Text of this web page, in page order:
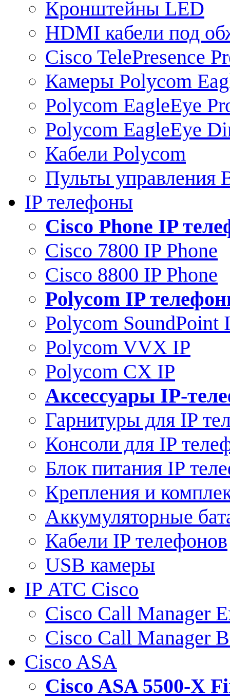
Кронштейны LED
HDMI кабели под
Cisco TelePresence
Камеры Polycom
Polycom EagleEye
Polycom EagleEye
Кабели Polycom
Пульты управления
IP телефоны
Сisco Phone IP
Cisco 7800 IP Phone
Cisco 8800 IP Phone
Polycom IP
Polycom SoundPoint
Polycom VVX IP
Polycom CX IP
Аксессуары IP-
Гарнитуры для IP
Консоли для IP
Блок питания IP
Крепления и
Аккумуляторные
Кабели IP телефонов
USB камеры
IP АТС Cisco
Cisco Call Manager
Cisco Call Manager
Cisco ASA
Cisco ASA 5500-X